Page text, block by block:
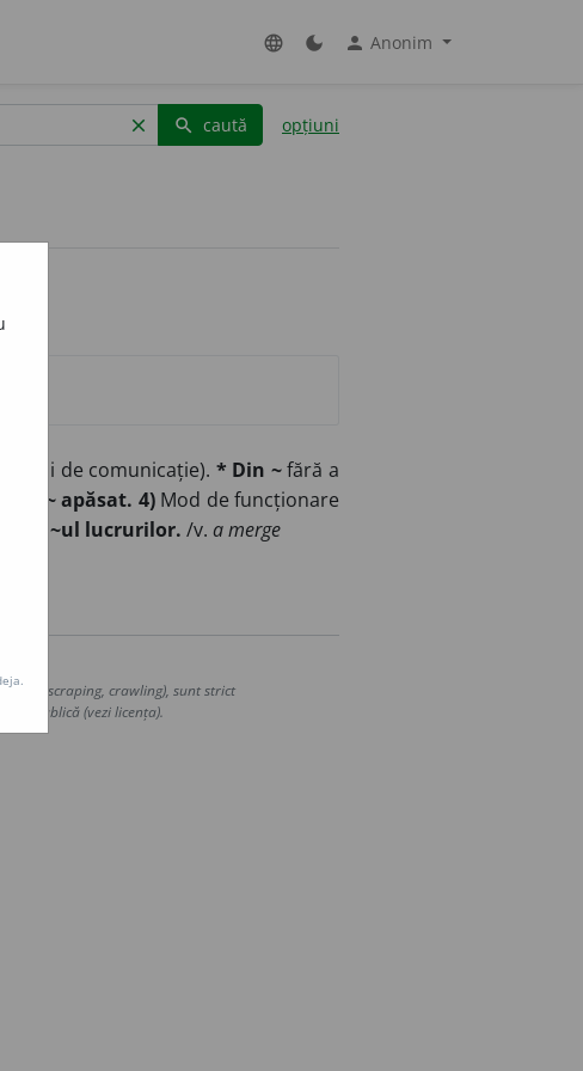
language dark_mode person Anonim
clear search caută opțiuni
căi de comunicație). * Din ~fără a
ușor. ~ apăsat. 4)Mod de funcționare
~ul lucrurilor. /v. a merge
(web scraping, crawling), sunt strict
publică (vezi licența).